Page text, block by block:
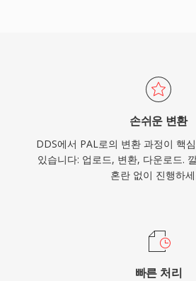
손쉬운 변환
DDS에서 PAL로의 변환 과정이 핵
있습니다: 업로드, 변환, 다운로드.
혼란 없이 진행하
빠른 처리